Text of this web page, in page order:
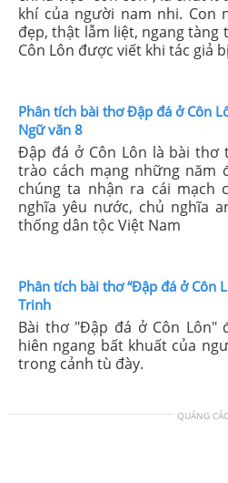
khí của người nam nhi. Con
đẹp, thật lẫm liệt, ngang
Côn Lôn được viết khi tác giả
Phân tích bài thơ Đập đá ở Côn
Ngữ văn 8
Đập đá ở Côn Lôn là bài thơ
trào cách mạng những năm
chúng ta nhận ra cái mạch
nghĩa yêu nước, chủ nghĩa
thống dân tộc Việt Nam
Phân tích bài thơ “Đập đá ở Côn
Trinh
Bài thơ "Đập đá ở Côn Lôn"
hiên ngang bất khuất của
trong cảnh tù đày.
QUẢNG